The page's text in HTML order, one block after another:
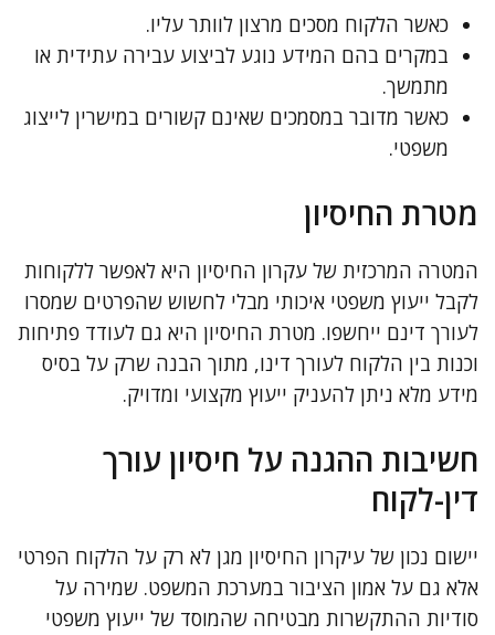
כאשר הלקוח מסכים מרצון לוותר עליו.
במקרים בהם המידע נוגע לביצוע עבירה עתידית או
מתמשך.
כאשר מדובר במסמכים שאינם קשורים במישרין לייצוג
משפטי.
מטרת החיסיון
המטרה המרכזית של עקרון החיסיון היא לאפשר ללקוחות
לקבל ייעוץ משפטי איכותי מבלי לחשוש שהפרטים שמסרו
לעורך דינם ייחשפו. מטרת החיסיון היא גם לעודד פתיחות
וכנות בין הלקוח לעורך דינו, מתוך הבנה שרק על בסיס
מידע מלא ניתן להעניק ייעוץ מקצועי ומדויק.
חשיבות ההגנה על חיסיון עורך
דין-לקוח
יישום נכון של עיקרון החיסיון מגן לא רק על הלקוח הפרטי
אלא גם על אמון הציבור במערכת המשפט. שמירה על
סודיות ההתקשרות מבטיחה שהמוסד של ייעוץ משפטי